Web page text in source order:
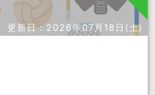
更新日： 2026年07月18日(土)